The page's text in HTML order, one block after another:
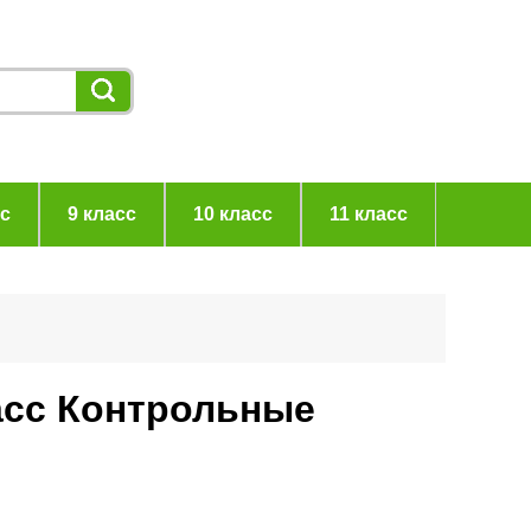
9 класс 10 класс 11 класс
Контрольные